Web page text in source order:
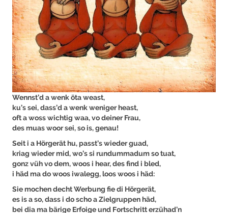
Wennst’d a wenk öta weast,
ku’s sei, dass’d a wenk weniger heast,
oft a woss wichtig waa, vo deiner Frau,
des muas woor sei, so is, genau!
Seit i a Hörgerät hu, passt’s wieder guad,
kriag wieder mid, wo’s si rundummadum so tuat,
gonz vüh vo dem, woos i hear, des find i bled,
i häd ma do woos iwalegg, loos woos i häd:
Sie mochen decht Werbung fie di Hörgerät,
es is a so, dass i do scho a Zielgruppen häd,
bei dia ma bärige Erfoige und Fortschritt erzühad’n